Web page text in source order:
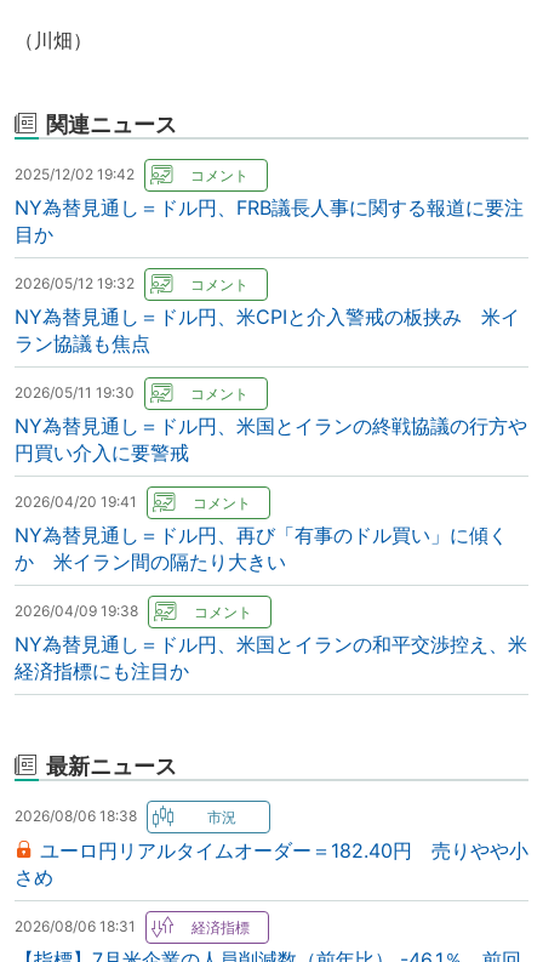
（川畑）
関連ニュース
2025/12/02 19:42
NY為替見通し＝ドル円、FRB議長人事に関する報道に要注
目か
2026/05/12 19:32
NY為替見通し＝ドル円、米CPIと介入警戒の板挟み 米イ
ラン協議も焦点
2026/05/11 19:30
NY為替見通し＝ドル円、米国とイランの終戦協議の行方や
円買い介入に要警戒
2026/04/20 19:41
NY為替見通し＝ドル円、再び「有事のドル買い」に傾く
か 米イラン間の隔たり大きい
2026/04/09 19:38
NY為替見通し＝ドル円、米国とイランの和平交渉控え、米
経済指標にも注目か
最新ニュース
2026/08/06 18:38
ユーロ円リアルタイムオーダー＝182.40円 売りやや小
さめ
2026/08/06 18:31